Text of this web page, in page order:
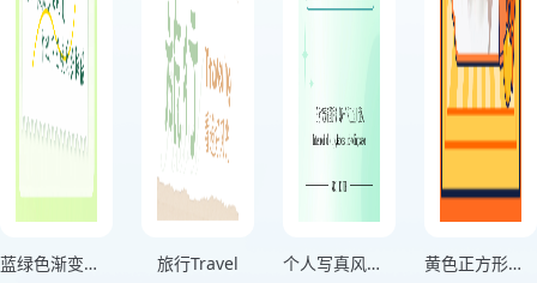
蓝绿色渐变分享生活记录海报 旅行Travel 个人写真风格用微笑击退困难绿色竖版海报 黄色正方形头像个人头像海报